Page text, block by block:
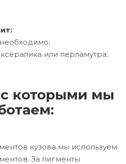
или перламутра;
которыми мы
кузова мы используем
За пигменты